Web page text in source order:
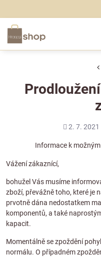
Přidáno
2. 7. 2021
Informace k
Vážení zákaznící,
bohužel Vás musíme
zboží, převážně toho, které je
prvotně dána nedostatkem
komponentů, a také
kapacit.
Momentálně se zpoždění
normálu. O případném